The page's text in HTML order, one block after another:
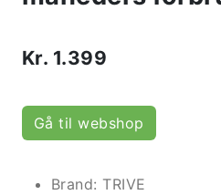
Kr. 1.399
Gå til webshop
Brand: TRIVE